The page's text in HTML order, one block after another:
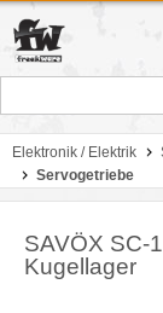
Elektronik / Elektrik
Servogetriebe
SAVÖX SC-
Kugellager